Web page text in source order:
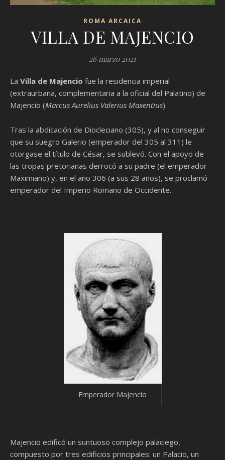
ROMA ARCAICA
VILLA DE MAJENCIO
26 marzo 2021
La Villa de Majencio fue la residencia imperial
(extraurbana, complementaria a la oficial del Palatino) de
Majencio (Marcus Aurelius Valerius Maxentius).
Tras la abdicación de Diocleciano (305), y al no conseguir
que su suegro Galerio (emperador del 305 al 311) le
otorgase el título de César, se sublevó. Con el apoyo de
las tropas pretorianas derrocó a su padre (el emperador
Maximiano) y, en el año 306 (a sus 28 años), se proclamó
emperador del Imperio Romano de Occidente.
Emperador Majencio
Majencio edificó un suntuoso complejo palaciego,
compuesto por tres edificios principales: un Palacio, un